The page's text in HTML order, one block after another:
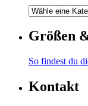
Größen
So findest du
Kontakt